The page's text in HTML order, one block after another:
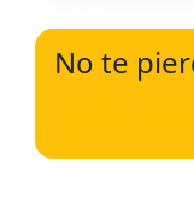
No te